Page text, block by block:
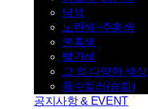
남색
노란색~주황색
분홍색
빨간색
그 외 다양한 색상
특수컬러(승화)
공지사항 & EVENT